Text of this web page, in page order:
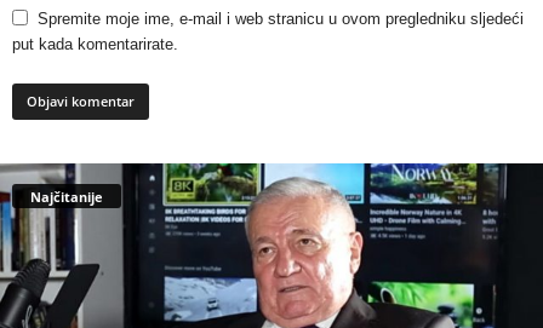
Spremite moje ime, e-mail i web stranicu u ovom pregledniku sljedeći
put kada komentarirate.
Najčitanije